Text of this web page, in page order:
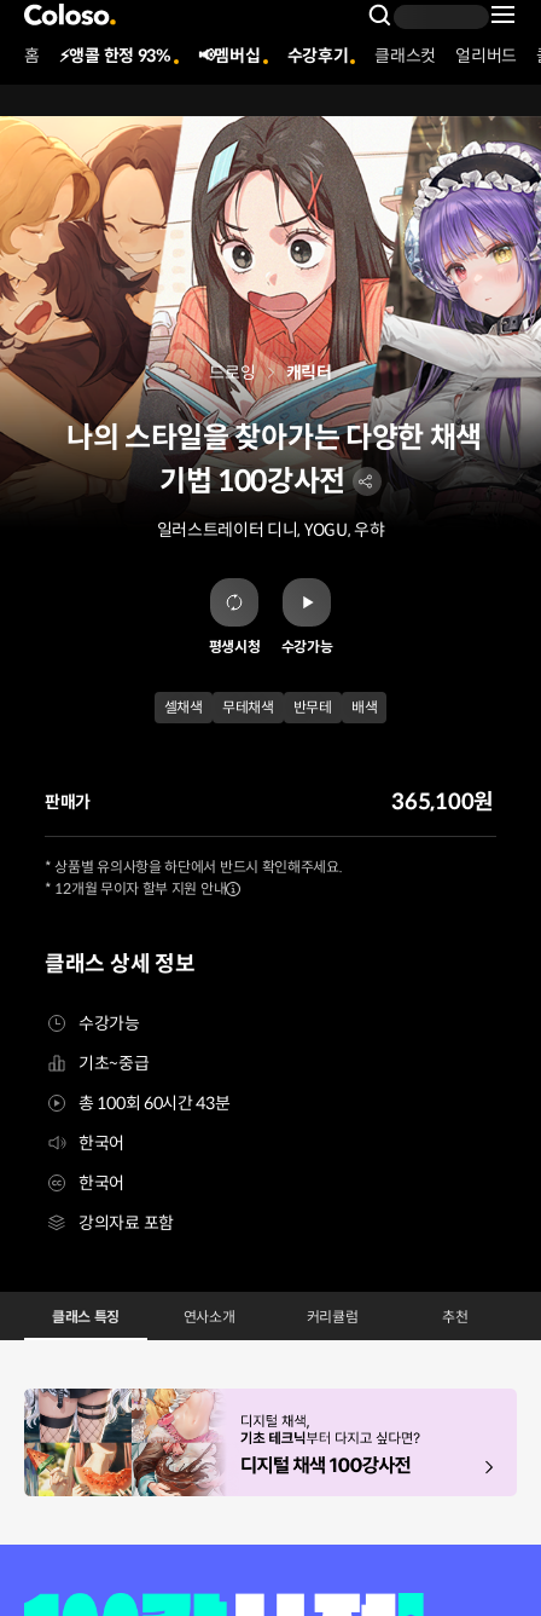
콜로소
Search
Coloso Menu
홈 ⚡앵콜 한정 93% 📢멤버십 수강후기 클래스컷 얼리버드
나의 스타일을 찾아가는 다양한 채색
기법 100강사전
일러스트레이터 디니, YOGU, 우햐
드로잉 캐릭터
평생시청 수강가능
셀채색 무테채색 반무테 배색
클래스 상세 정보
수강가능
기초~중급
총 100회 60시간 43분
한국어
한국어
강의자료 포함
판매가 365,100원
* 상품별 유의사항을 하단에서 반드시 확인해주세요.
* 12개월 무이자 할부 지원 안내
나의 스타일을 찾아가는 다양한 채색 기법 100강사전 Details
Configuration Information Shortcuts
클래스 특징 연사소개 커리큘럼 추천